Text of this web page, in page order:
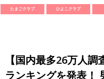
たまごクラブ ひよこクラブ
【国内最多26万人
ランキングを発表！